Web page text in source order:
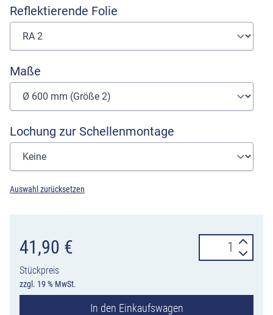
Reflektierende Folie
Maße
Lochung zur Schellenmontage
Auswahl zurücksetzen
41,90 €
Stückpreis
zzgl. 19 % MwSt.
283-
Absolutes
In den Einkaufswagen